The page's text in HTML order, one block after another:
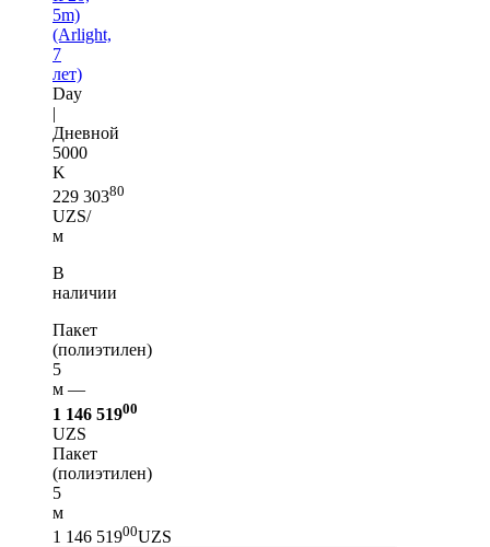
5m)
(Arlight,
7
лет)
Day
|
Дневной
5000
K
229 30380
UZS/
м
В
наличии
Пакет
(полиэтилен)
5
м —
1 146 51900
UZS
Пакет
(полиэтилен)
5
м
1 146 51900UZS